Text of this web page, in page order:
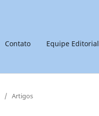
Contato Equipe Editorial
/ Artigos